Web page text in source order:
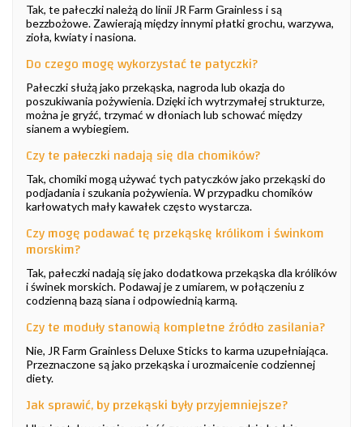
Tak, te pałeczki należą do linii JR Farm Grainless i są
bezzbożowe. Zawierają między innymi płatki grochu, warzywa,
zioła, kwiaty i nasiona.
Do czego mogę wykorzystać te patyczki?
Pałeczki służą jako przekąska, nagroda lub okazja do
poszukiwania pożywienia. Dzięki ich wytrzymałej strukturze,
można je gryźć, trzymać w dłoniach lub schować między
sianem a wybiegiem.
Czy te pałeczki nadają się dla chomików?
Tak, chomiki mogą używać tych patyczków jako przekąski do
podjadania i szukania pożywienia. W przypadku chomików
karłowatych mały kawałek często wystarcza.
Czy mogę podawać tę przekąskę królikom i świnkom
morskim?
Tak, pałeczki nadają się jako dodatkowa przekąska dla królików
i świnek morskich. Podawaj je z umiarem, w połączeniu z
codzienną bazą siana i odpowiednią karmą.
Czy te moduły stanowią kompletne źródło zasilania?
Nie, JR Farm Grainless Deluxe Sticks to karma uzupełniająca.
Przeznaczone są jako przekąska i urozmaicenie codziennej
diety.
Jak sprawić, by przekąski były przyjemniejsze?